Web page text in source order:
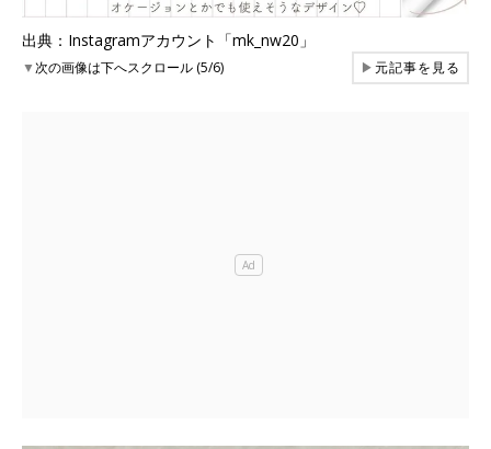
出典：Instagramアカウント「mk_nw20」
▼次の画像は下へスクロール (5/6) ▶元記事を見る